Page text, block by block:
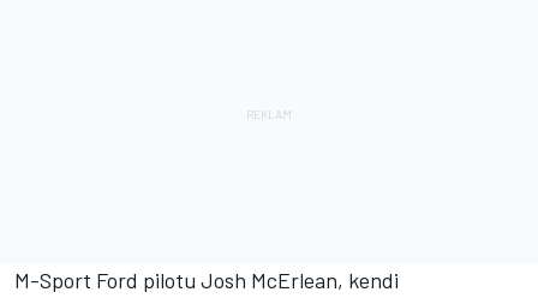
M-Sport Ford pilotu Josh McErlean, kendi